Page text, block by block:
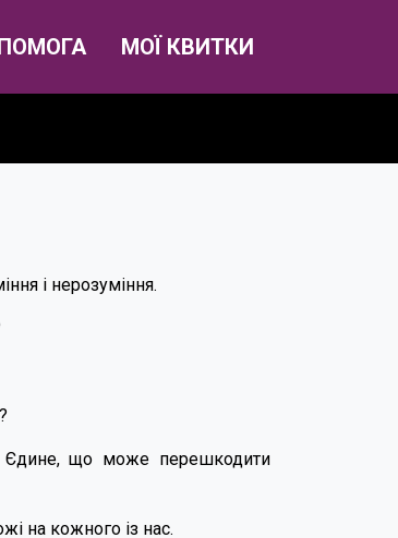
МОЇ КВИТКИ
і нерозуміння.
Єдине, що може перешкодити
на кожного із нас.